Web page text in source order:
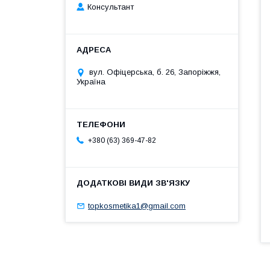
Консультант
вул. Офіцерська, б. 26, Запоріжжя,
Україна
+380 (63) 369-47-82
topkosmetika1@gmail.com